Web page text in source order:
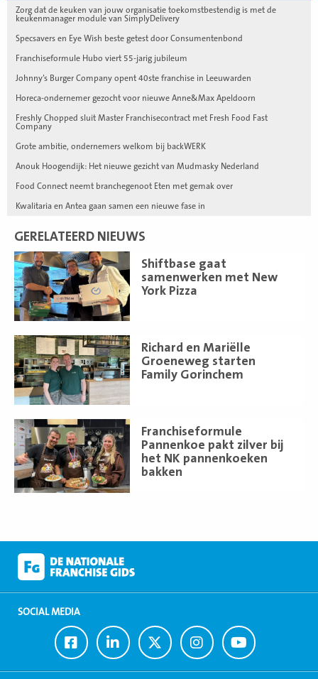
Zorg dat de keuken van jouw organisatie toekomstbestendig is met de
keukenmanager module van SimplyDelivery
Specsavers en Eye Wish beste getest door Consumentenbond
Franchiseformule Hubo viert 55-jarig jubileum
Johnny’s Burger Company opent 40ste franchise in Leeuwarden
Horeca-ondernemer gezocht voor nieuwe Anne&Max Apeldoorn
Freshly Chopped sluit Master Franchisecontract met Fresh Food Fast
Company
Grote ambitie, ondernemers welkom bij backWERK
Anouk Hoogendijk: Het nieuwe gezicht van Mudmasky Nederland
Food Connect neemt branchegenoot Eten met gemak over
Kwalitaria en Antea gaan samen een nieuwe fase in
GERELATEERD NIEUWS
Shiftbase gaat
samenwerken met New
York Pizza
Lees
meer
Richard en Mariëlle
Groeneweg starten
Family Gorinchem
Lees
meer
Franchiseformule
Pannenkoe pakt zilver bij
het NK pannenkoeken
bakken
Lees
meer
SOCIAL MEDIA
Ga
naar
Facebook
Ga
naar
LinkedIn
Ga
naar
Twitter
Ga
naar
Instagram
Ga
naar
Youtube